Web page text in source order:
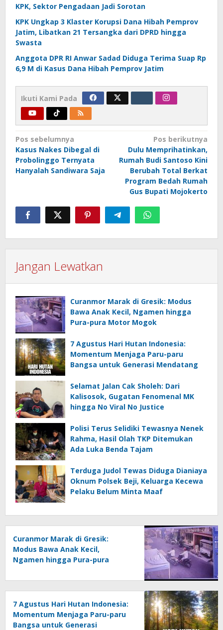
KPK, Sektor Pengadaan Jadi Sorotan
KPK Ungkap 3 Klaster Korupsi Dana Hibah Pemprov
Jatim, Libatkan 21 Tersangka dari DPRD hingga
Swasta
Anggota DPR RI Anwar Sadad Diduga Terima Suap Rp
6,9 M di Kasus Dana Hibah Pemprov Jatim
Ikuti Kami Pada
Navigasi
pos
Pos sebelumnya
Kasus Nakes Dibegal di
Probolinggo Ternyata
Hanyalah Sandiwara Saja
Pos berikutnya
Dulu Memprihatinkan,
Rumah Budi Santoso Kini
Berubah Total Berkat
Program Bedah Rumah
Gus Bupati Mojokerto
Jangan Lewatkan
Curanmor Marak di Gresik: Modus
Bawa Anak Kecil, Ngamen hingga
Pura-pura Motor Mogok
7 Agustus Hari Hutan Indonesia:
Momentum Menjaga Paru-paru
Bangsa untuk Generasi Mendatang
Selamat Jalan Cak Sholeh: Dari
Kalisosok, Gugatan Fenomenal MK
hingga No Viral No Justice
Polisi Terus Selidiki Tewasnya Nenek
Rahma, Hasil Olah TKP Ditemukan
Ada Luka Benda Tajam
Terduga Judol Tewas Diduga Dianiaya
Oknum Polsek Beji, Keluarga Kecewa
Pelaku Belum Minta Maaf
Curanmor Marak di Gresik:
Modus Bawa Anak Kecil,
Ngamen hingga Pura-pura
7 Agustus Hari Hutan Indonesia:
Momentum Menjaga Paru-paru
Bangsa untuk Generasi